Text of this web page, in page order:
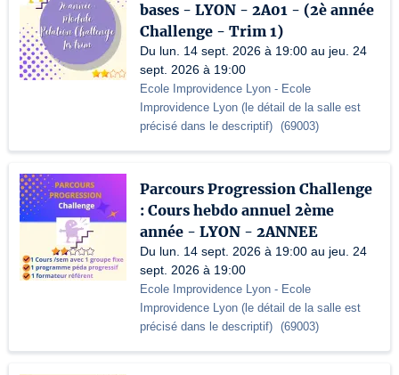
bases - LYON - 2A01 - (2è année
Challenge - Trim 1)
Du lun. 14 sept. 2026 à 19:00 au jeu. 24
sept. 2026 à 19:00
Ecole Improvidence Lyon - Ecole
Improvidence Lyon (le détail de la salle est
précisé dans le descriptif) (69003)
Parcours Progression Challenge
: Cours hebdo annuel 2ème
année - LYON - 2ANNEE
Du lun. 14 sept. 2026 à 19:00 au jeu. 24
sept. 2026 à 19:00
Ecole Improvidence Lyon - Ecole
Improvidence Lyon (le détail de la salle est
précisé dans le descriptif) (69003)